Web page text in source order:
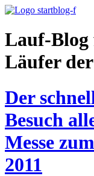
Lauf-
Läufer
Der
Besuch
Messe
2011